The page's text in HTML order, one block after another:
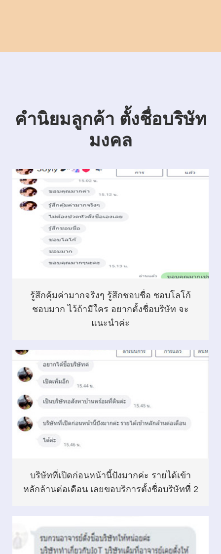
คำนิยมลูกค้า ตั้งชื่อบริษัท
มงคล
รู้สึกคุ้มค่ามากจริงๆ รู้สึกชอบชื่อ ชอบโลโก้
ชอบมาก ไว้ถ้ามีใคร อยากตั้งชื่อบริษัท จะ
แนะนำค่ะ
บริษัทที่เปิดก่อนหน้านี้ปังมากค่ะ รายได้เข้า
หลักล้านต่อเดือน เลยขอบริการตั้งชื่อบริษัทที่ 2